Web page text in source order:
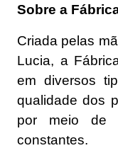
Sobre a
Criada pelas
Lucia, a
em diversos
qualidade dos
por meio de
constantes.